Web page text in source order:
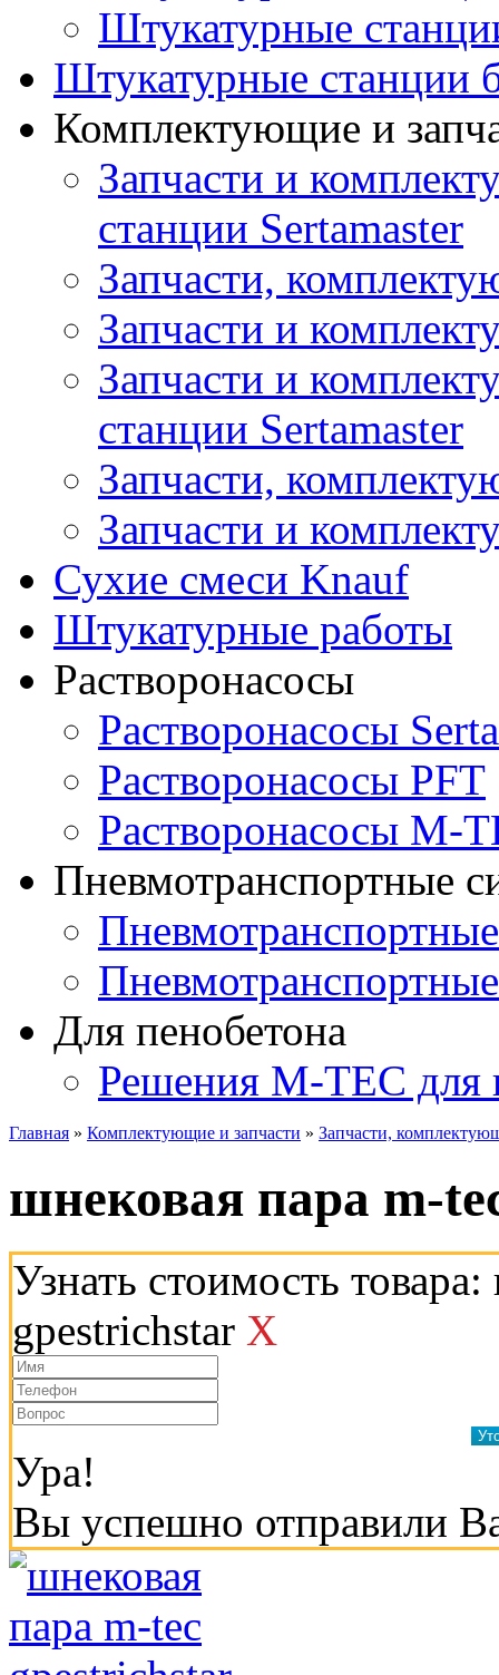
Штукатурные
Штукатурные станции
Комплектующие и
Запчасти и
станции Sertamaster
Запчасти,
Запчасти и
Запчасти и
станции Sertamaster
Запчасти,
Запчасти и
Сухие смеси Knauf
Штукатурные работы
Растворонасосы
Растворонасосы
Растворонасосы PFT
Растворонасосы M-
Пневмотранспортные
Для пенобетона
Решения M-TEC для
Главная » Комплектующие и запчасти » Запчасти,
шнековая пара m-
Узнать стоимость
gpestrichstar X
Ура!
Вы успешно отправили